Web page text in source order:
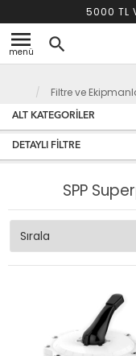
5000 TL
menu
menü search
Filtre ve
ALT KATEGORILER
DETAYLI FILTRE
SPP